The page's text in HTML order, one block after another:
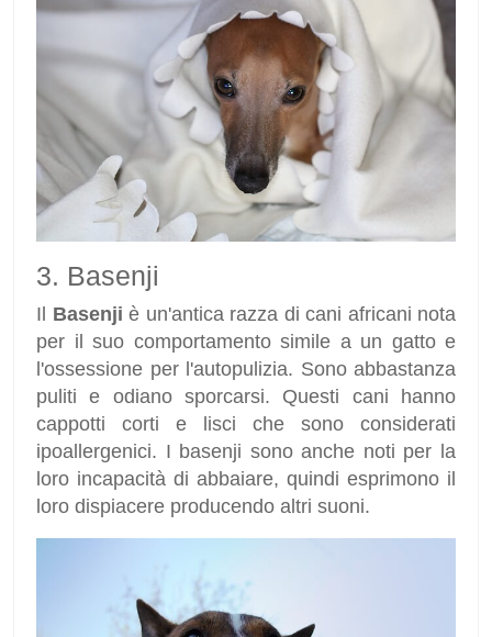
3. Basenji
Il Basenji è un'antica razza di cani africani nota
per il suo comportamento simile a un gatto e
l'ossessione per l'autopulizia. Sono abbastanza
puliti e odiano sporcarsi. Questi cani hanno
cappotti corti e lisci che sono considerati
ipoallergenici. I basenji sono anche noti per la
loro incapacità di abbaiare, quindi esprimono il
loro dispiacere producendo altri suoni.